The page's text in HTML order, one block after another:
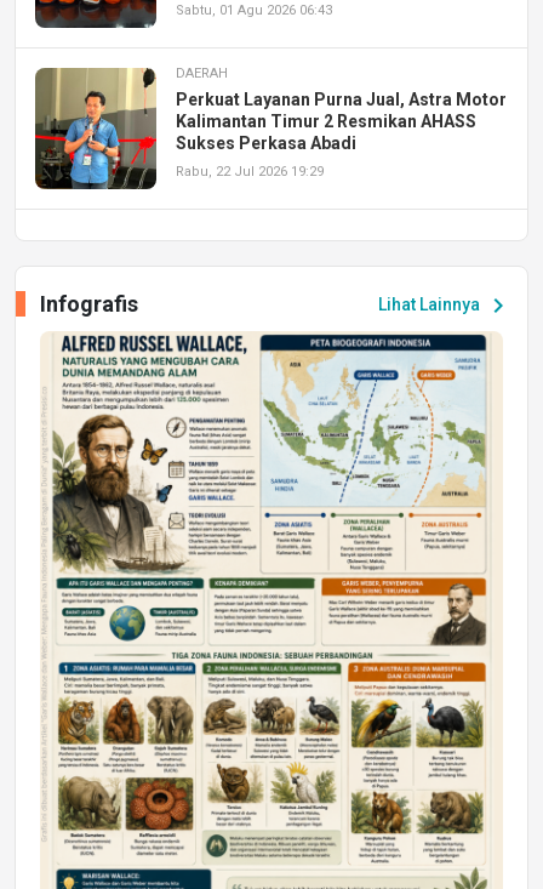
Sabtu, 01 Agu 2026 06:43
DAERAH
Perkuat Layanan Purna Jual, Astra Motor
Kalimantan Timur 2 Resmikan AHASS
Sukses Perkasa Abadi
Rabu, 22 Jul 2026 19:29
Peluang Kerja dan Magang
Jumat, 17 Jul 2026 22:30
DAERAH
Astra Motor Kalimantan Timur 2 Dukung
Mahasiswa Samarinda dalam Astra
Honda SDGs Future Leaders 2026
Jumat, 10 Jul 2026 19:01
Lihat Lainnya chevron_right
Infografis